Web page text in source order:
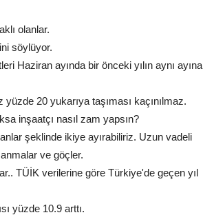
olanlar.
söylüyor.
Haziran ayında bir önceki yılın aynı ayına
20 yukarıya taşıması kaçınılmaz.
inşaatçı nasıl zam yapsın?
şeklinde ikiye ayırabiliriz. Uzun vadeli
ve göçler.
TÜİK verilerine göre Türkiye'de geçen yıl
yüzde 10.9 arttı.